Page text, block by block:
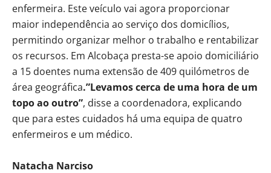
enfermeira. Este veículo vai agora proporcionar
maior independência ao serviço dos domicílios,
permitindo organizar melhor o trabalho e rentabilizar
os recursos. Em Alcobaça presta-se apoio domiciliário
a 15 doentes numa extensão de 409 quilómetros de
área geográfica.”Levamos cerca de uma hora de um
topo ao outro”, disse a coordenadora, explicando
que para estes cuidados há uma equipa de quatro
enfermeiros e um médico.
Natacha Narciso